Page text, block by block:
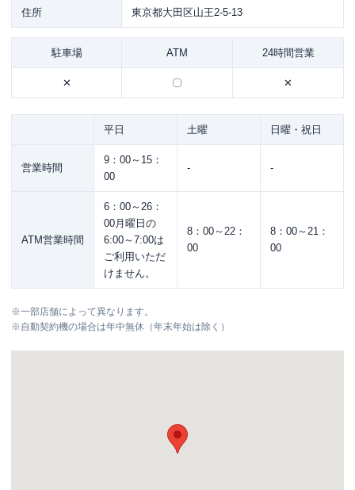
住所 東京都大田区山王2-5-13
駐車場 ATM 24時間営業
✕ 〇 ✕
平日 土曜 日曜・祝日
営業時間
9：00～15：
00
- -
ATM営業時間
6：00～26：
00月曜日の
6:00～7:00は
ご利用いただ
けません。
8：00～22：
00
8：00～21：
00
※一部店舗によって異なります。
※自動契約機の場合は年中無休（年末年始は除く）